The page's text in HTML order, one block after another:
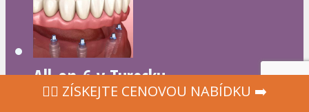
All-on-6 v Turecku
‍👩‍⚕ ZÍSKEJTE CENOVOU NABÍDKU ➡️